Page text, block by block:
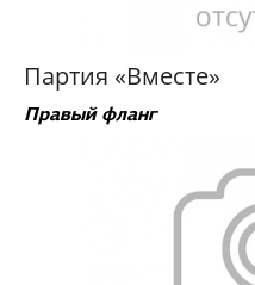
Партия «Вместе»
Правый фланг